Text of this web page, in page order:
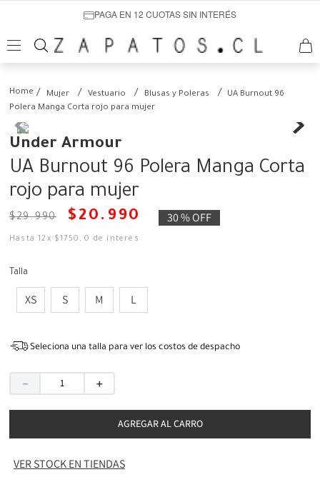
PAGA EN 12 CUOTAS SIN INTERÉS
Mujer Vestuario Blusas y Poleras
UA Burnout 96
Polera Manga Corta rojo para mujer
Under Armour
UA Burnout 96 Polera Manga Corta
rojo para mujer
$29.990 $ 20 . 990 30 %OFF
Hasta12 x $1750 ,0 de interés
Talla
XS S M L
Seleciona una talla para ver los costos de despacho
＋
－
AGREGAR AL CARRO
VER STOCK EN TIENDAS